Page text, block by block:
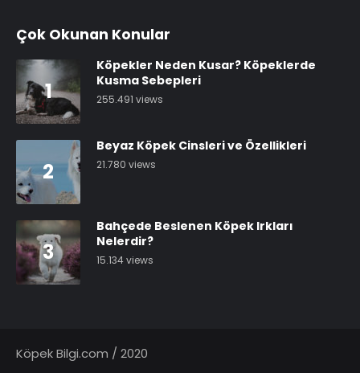
Çok Okunan Konular
1
Köpekler Neden Kusar? Köpeklerde
Kusma Sebepleri
255.491 views
2
Beyaz Köpek Cinsleri ve Özellikleri
21.780 views
3
Bahçede Beslenen Köpek Irkları
Nelerdir?
15.134 views
Köpek Bilgi.com / 2020